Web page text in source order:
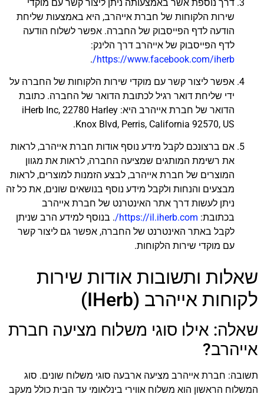
דרך נוספת אשר באמצעותה ניתן ליצור קשר עם מוקדי
שירות הלקוחות של חברת אייהרב, היא באמצעות שליחת
הודעה לדף הפייסבוק של החברה. אפשר לשלוח הודעה
לדף הפייסבוק של אייהרב דרך הלינק:
https://www.facebook.com/iherb/
.
אפשר ליצור קשר עם מוקדי שירות הלקוחות של החברה על
ידי שליחת דואר רגיל לכתובת הדואר של החברה. כתובת
הדואר של חברת אייהרב היא: iHerb Inc, 22780 Harley
Knox Blvd, Perris, California 92570, US.
אם ברצונכם לקבל מידע נוסף אודות חברת אייהרב, לראות
את רשימת המותגים שמציעה החברה, לראות את מגוון
המוצרים של חברת אייהרב, לבצע הזמנות למוצרים, לראות
מבצעים והנחות ולקבל מידע נוסף בנושאים שונים, את כל זה
ניתן לעשות דרך אתר האינטרנט של חברת אייהרב
בכתובת: https://il.iherb.com/ . בנוסף למידע הרב שניתן
לקבל באתר האינטרנט של החברה, אפשר גם ליצור קשר
עם מוקדי שירות הלקוחות.
שאלות ותשובות אודות שירות
לקוחות אייהרב (IHerb)
שאלה: אילו סוגי משלוח מציעה חברת
אייהרב?
תשובה: חברת אייהרב מציעה ארבעה סוגי משלוח שונים. סוג
המשלוח הראשון הוא משלוח אווירי בינלאומי עד הבית כולל מעקב